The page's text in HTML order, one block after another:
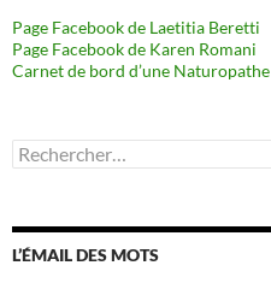
Page Facebook de Laetitia Beretti
Page Facebook de Karen Romani
Carnet de bord d’une Naturopathe
Rechercher :
L’ÉMAIL DES MOTS